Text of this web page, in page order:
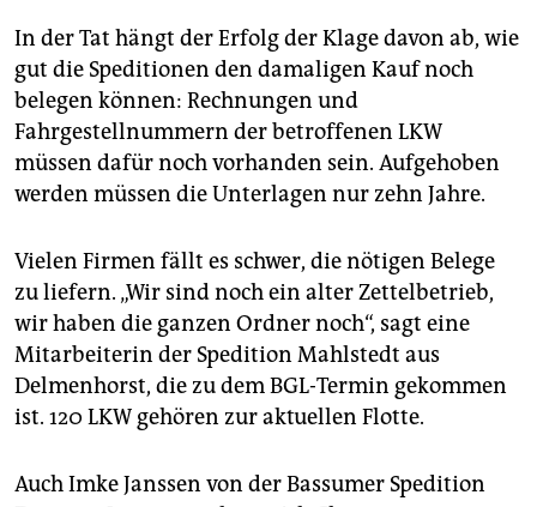
In der Tat hängt der Erfolg der Klage davon ab, wie
gut die Speditionen den damaligen Kauf noch
belegen können: Rechnungen und
Fahrgestellnummern der betroffenen LKW
müssen dafür noch vorhanden sein. Aufgehoben
werden müssen die Unterlagen nur zehn Jahre.
Vielen Firmen fällt es schwer, die nötigen Belege
zu liefern. „Wir sind noch ein alter Zettelbetrieb,
wir haben die ganzen Ordner noch“, sagt eine
Mitarbeiterin der Spedition Mahlstedt aus
Delmenhorst, die zu dem BGL-Termin gekommen
ist. 120 LKW gehören zur aktuellen Flotte.
Auch Imke Janssen von der Bassumer Spedition